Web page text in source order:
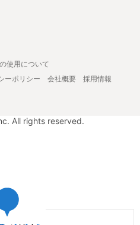
使用について
ーポリシー 会社概要
採用情報
All rights reserved.